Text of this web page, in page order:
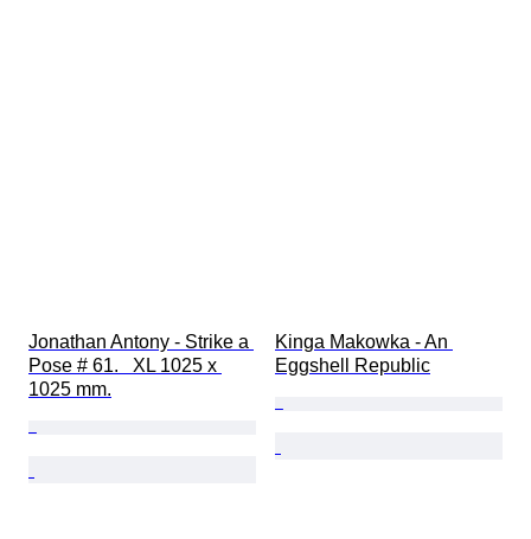
Jonathan Antony - Strike a
Pose # 61.   XL 1025 x
1025 mm.
Kinga Makowka - An
Eggshell Republic